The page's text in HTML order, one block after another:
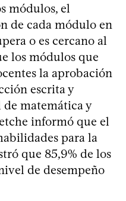
módulos, el
de cada módulo en
o es cercano al
los módulos que
la aprobación
escrita y
matemática y
informó que el
para la
que 85,9% de los
de desempeño